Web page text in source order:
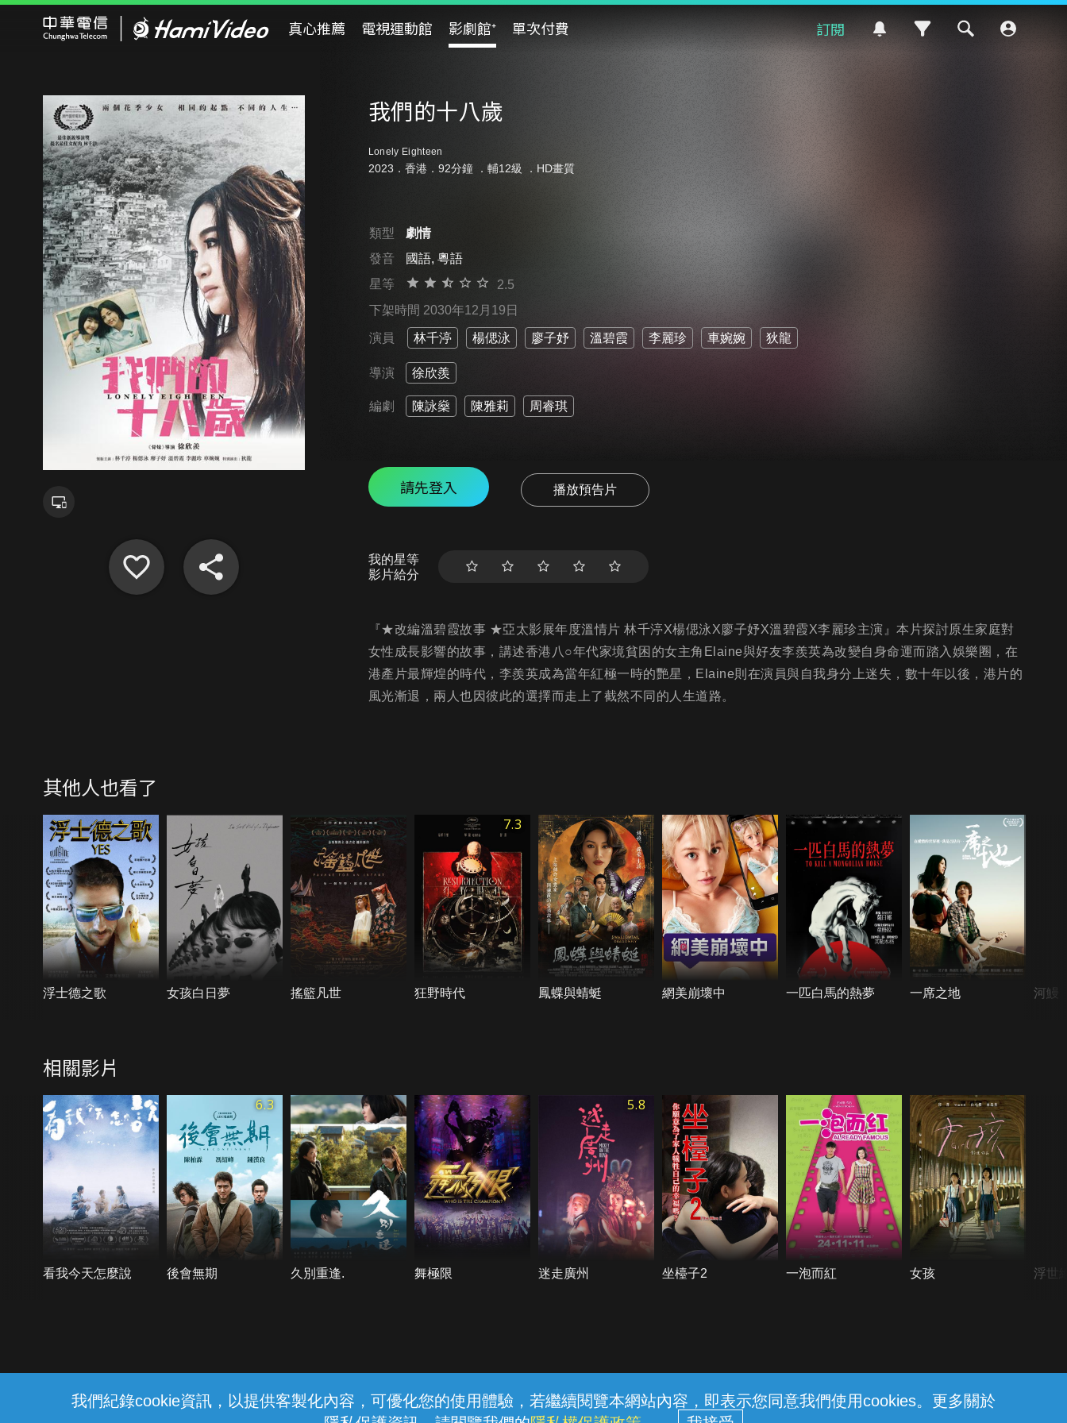
我們紀錄cookie資訊，以提供客製化內容，可優化您的使用體驗，若繼續閱覽本網站內容，即表示您同意我們使用cookies。更多關於
真心推薦 電視運動館 影劇館⁺ 單次付費 訂閱
我們的十八歲
Lonely Eighteen
2023．香港．92分鐘 ． 輔12級 ．HD畫質
類型
劇情
發音
國語, 粵語
星等
2.5
下架時間 2030年12月19日
演員 林千渟 楊偲泳 廖子妤 溫碧霞 李麗珍 車婉婉 狄龍
導演 徐欣羨
編劇 陳詠燊 陳雅莉 周睿琪
請先登入 播放預告片
我的星等
影片給分
『★改編溫碧霞故事 ★亞太影展年度溫情片 林千渟X楊偲泳X廖子妤X溫碧霞X李麗珍主演』本片探討原生家庭對
女性成長影響的故事，講述香港八○年代家境貧困的女主角Elaine與好友李羨英為改變自身命運而踏入娛樂圈，在
港產片最輝煌的時代，李羨英成為當年紅極一時的艷星，Elaine則在演員與自我身分上迷失，數十年以後，港片的
風光漸退，兩人也因彼此的選擇而走上了截然不同的人生道路。
其他人也看了
浮士德之歌 女孩白日夢 搖籃凡世
7.3
狂野時代 鳳蝶與蜻蜓 網美崩壞中 一匹白馬的熱夢 一席之地 河鰻
相關影片
看我今天怎麼說
6.3
後會無期 久別重逢. 舞極限
5.8
迷走廣州 坐檯子2 一泡而紅 女孩 浮世
線上客服 服務條款 隱私權保護